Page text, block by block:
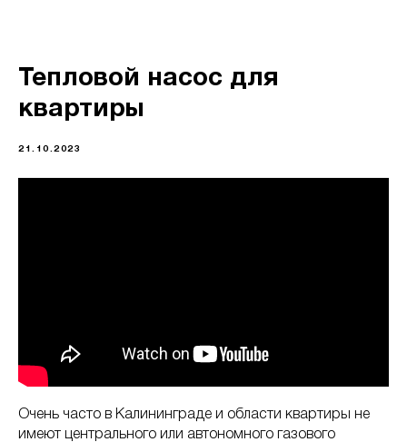
Тепловой насос для
квартиры
21.10.2023
Очень часто в Калининграде и области квартиры не
имеют центрального или автономного газового